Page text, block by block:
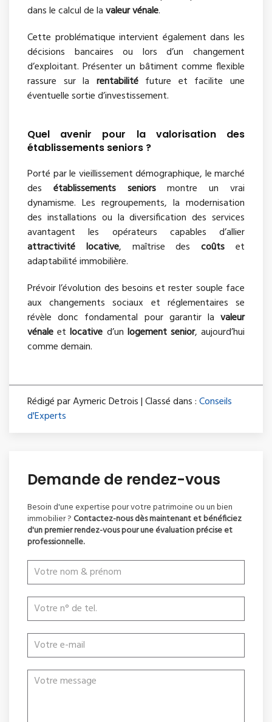
dans le calcul de lavaleur vénale.
Cette problématique intervient également dans les
décisions bancaires ou lors d’un changement
d’exploitant. Présenter un bâtiment comme flexible
rassure sur la rentabilitéfuture et facilite une
éventuelle sortie d’investissement.
Quel avenir pour la valorisation des
établissements seniors ?
Porté par le vieillissement démographique, le marché
des établissements seniorsmontre un vrai
dynamisme. Les regroupements, la modernisation
des installations ou la diversification des services
avantagent les opérateurs capables d’allier
attractivité locative, maîtrise descoûts et
adaptabilité immobilière.
Prévoir l’évolution des besoins et rester souple face
aux changements sociaux et réglementaires se
révèle donc fondamental pour garantir la valeur
vénale etlocative d’un logement senior, aujourd’hui
comme demain.
Rédigé par Aymeric Detrois | Classé dans :Conseils
d'Experts
Demande de rendez-vous
Besoin d'une expertise pour votre patrimoine ou un bien
immobilier ?Contactez-nous dès maintenant et bénéficiez
d'un premier rendez-vous pour une évaluation précise et
professionnelle.